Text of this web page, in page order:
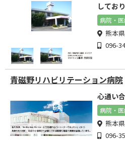
してお
病院・
熊本
096-
青磁野リハビリテーション病院
心通い
病院・
熊本
096-